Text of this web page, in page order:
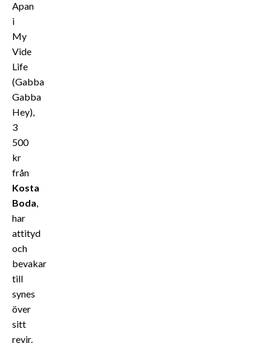
Apan
i
My
Vide
Life
(Gabba
Gabba
Hey),
3
500
kr
från
Kosta
Boda,
har
attityd
och
bevakar
till
synes
över
sitt
revir.